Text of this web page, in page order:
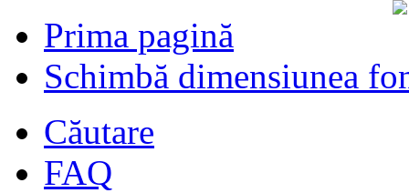
Prima pagină
Schimbă dimensiunea
Căutare
FAQ